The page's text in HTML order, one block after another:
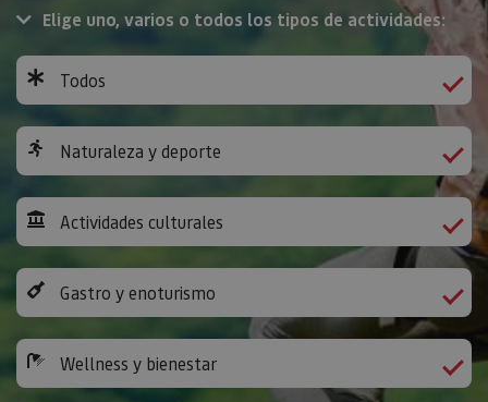
Elige uno, varios o todos los tipos de actividades:
Todos
Naturaleza y deporte
Actividades culturales
Gastro y enoturismo
Wellness y bienestar